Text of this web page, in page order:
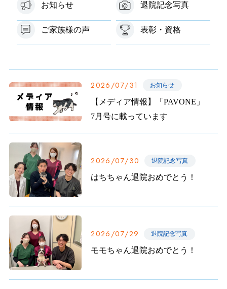
お知らせ 退院記念写真
ご家族様の声 表彰・資格
2026/07/31 お知らせ
【メディア情報】「PAVONE」
7月号に載っています
2026/07/30 退院記念写真
はちちゃん退院おめでとう！
2026/07/29 退院記念写真
モモちゃん退院おめでとう！